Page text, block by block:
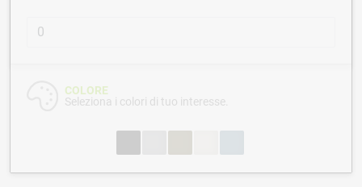
COLORE
Seleziona i colori di tuo interesse.